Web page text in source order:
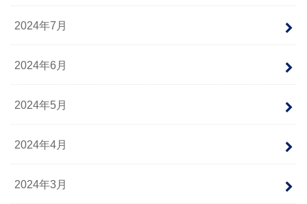
2024年7月
2024年6月
2024年5月
2024年4月
2024年3月